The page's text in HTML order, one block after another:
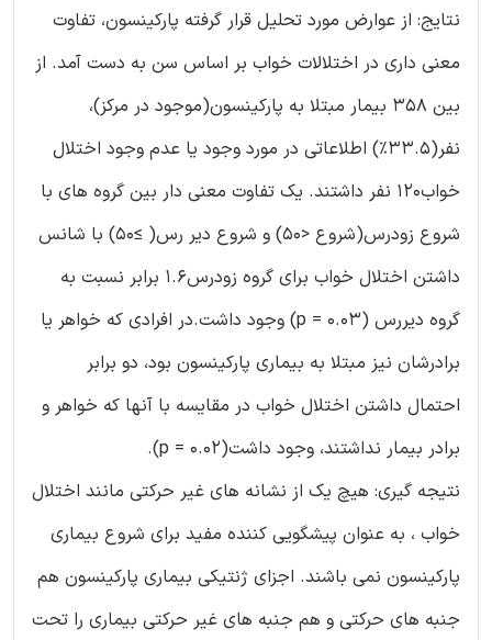
نتایج: از عوارض مورد تحلیل قرار گرفته پارکینسون، تفاوت
معنی داری در اختلالات خواب بر اساس سن به دست آمد. از
بین 358 بیمار مبتلا به پارکینسون(موجود در مرکز)،
نفر(33.5%) اطلاعاتی در مورد وجود یا عدم وجود اختلال
خواب120 نفر داشتند. یک تفاوت معنی دار بین گروه های با
شروع زودرس(شروع <50) و شروع دیر رس( ≥50) با شانس
داشتن اختلال خواب برای گروه زودرس1.6 برابر نسبت به
گروه دیررس (p = 0.03) وجود داشت.در افرادی که خواهر یا
برادرشان نیز مبتلا به بیماری پارکینسون بود، دو برابر
احتمال داشتن اختلال خواب در مقایسه با آنها که خواهر و
برادر بیمار نداشتند، وجود داشت(p = 0.02).
نتیجه گیری: هیچ یک از نشانه های غیر حرکتی مانند اختلال
خواب ، به عنوان پیشگویی کننده مفید برای شروع بیماری
پارکینسون نمی باشند. اجزای ژنتیکی بیماری پارکینسون هم
جنبه های حرکتی و هم جنبه های غیر حرکتی بیماری را تحت